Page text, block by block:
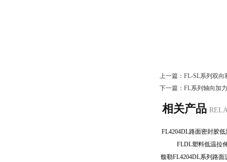
上一篇： FL-SL系列双向
下一篇： FL系列轴向加
相关产品
FL4204DL路面密封胶
FLDL塑料低温